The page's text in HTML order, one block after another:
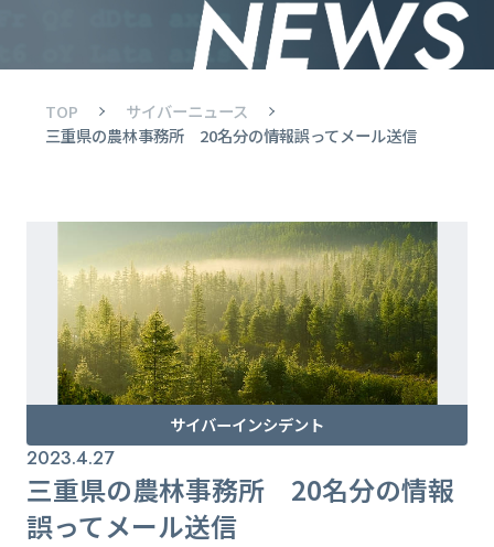
TOP
サイバーニュース
三重県の農林事務所 20名分の情報誤ってメール送信
サイバーインシデント
2023.4.27
三重県の農林事務所 20名分の情報
誤ってメール送信